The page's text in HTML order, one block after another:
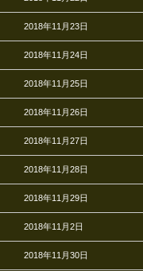
2018年11月23日
2018年11月24日
2018年11月25日
2018年11月26日
2018年11月27日
2018年11月28日
2018年11月29日
2018年11月2日
2018年11月30日